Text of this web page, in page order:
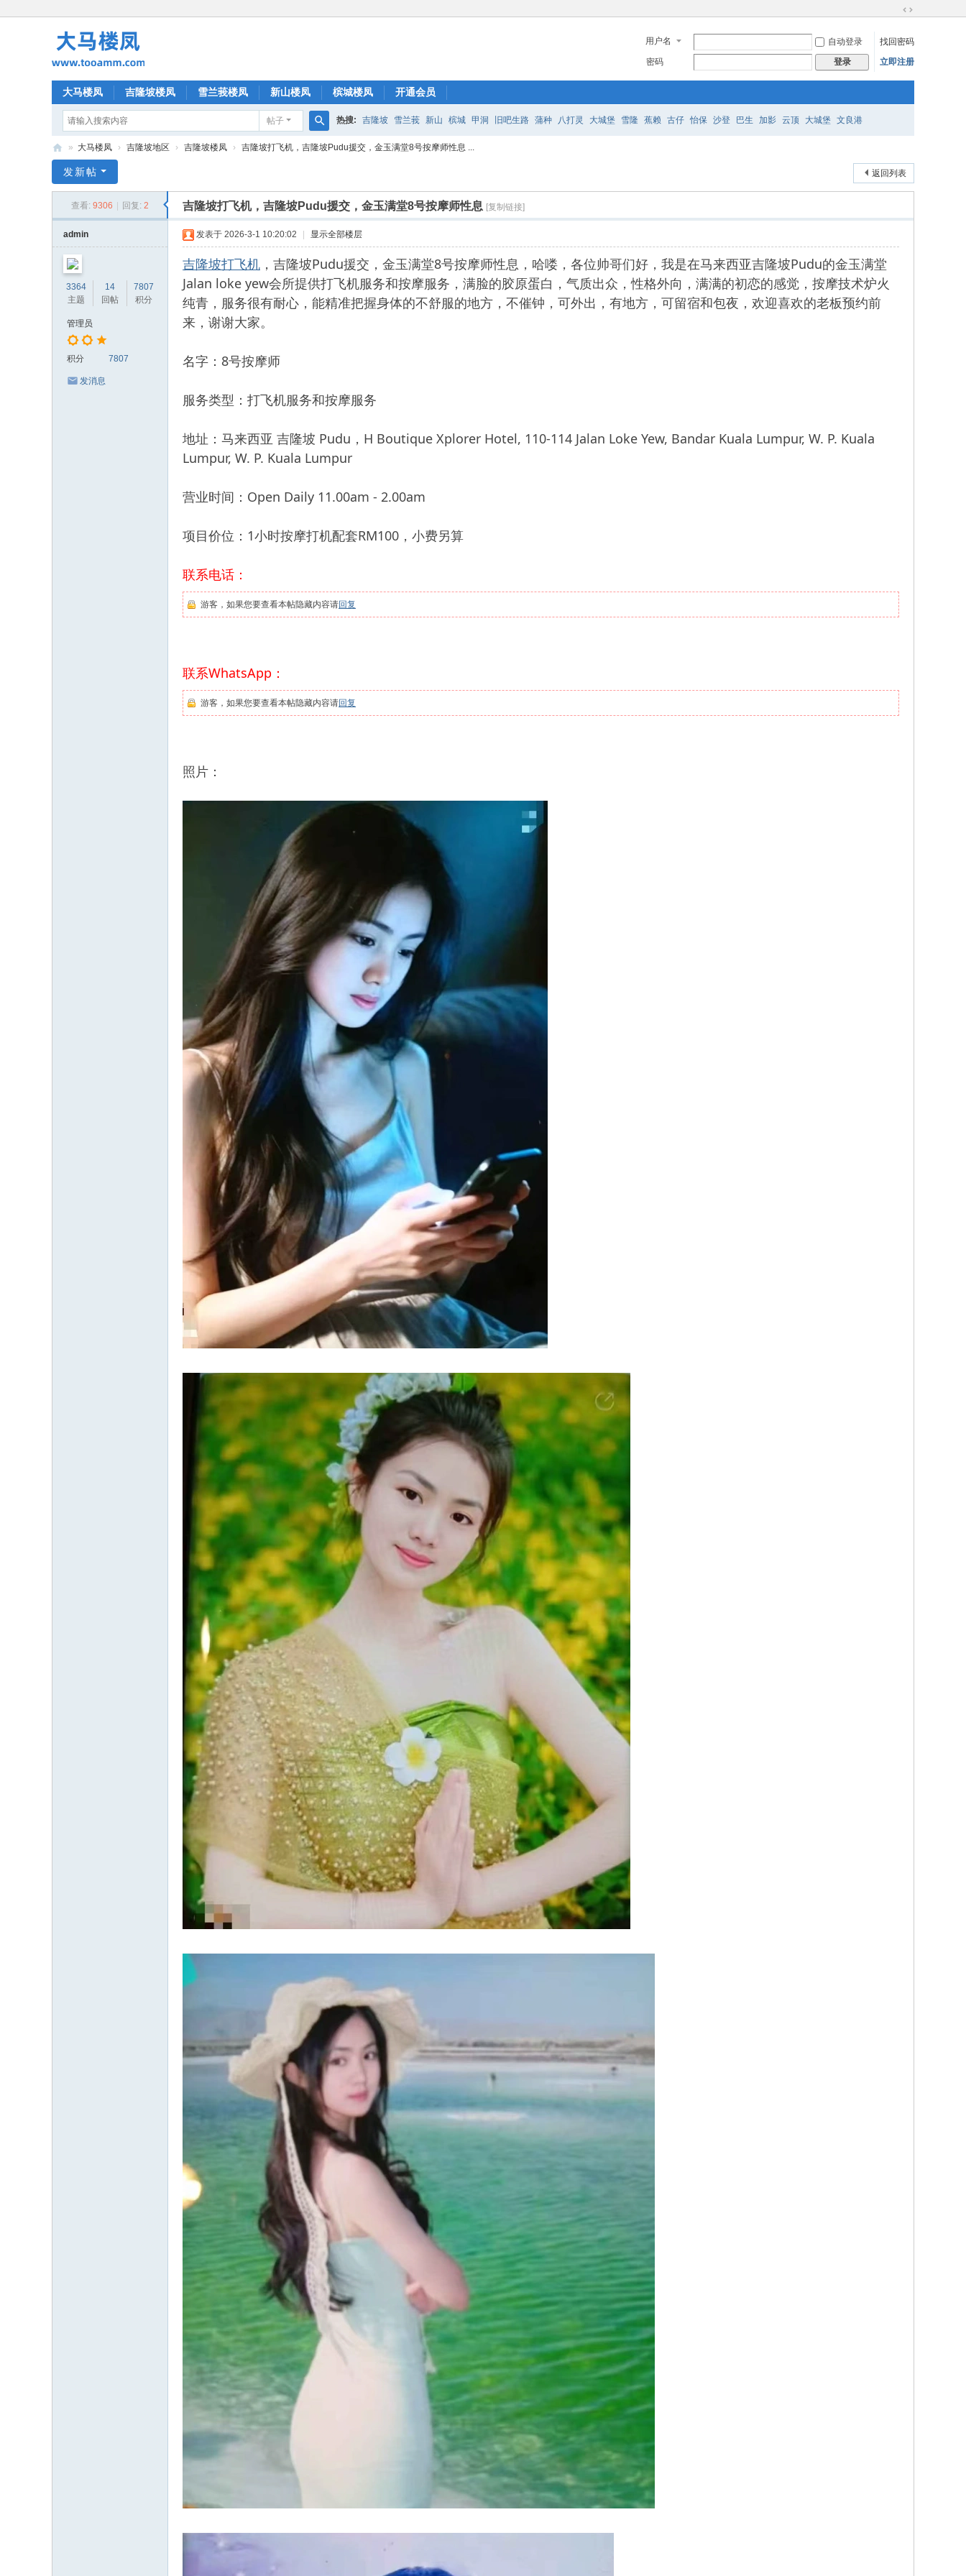
换
到
宽
用户名 自动登录
找回密码
密码
登录 立即注册
大马楼凤 吉隆坡楼凤 雪兰莪楼凤 新山楼凤 槟城楼凤 开通会员
帖子
搜
热搜: 吉隆坡 雪兰莪 新山 槟城 甲洞 旧吧生路 蒲种 八打灵 大城堡 雪隆 蕉赖 古仔 怡保 沙登 巴生 加影 云顶 大城堡 文良港
马
» 大马楼凤 › 吉隆坡地区 › 吉隆坡楼凤 › 吉隆坡打飞机，吉隆坡Pudu援交，金玉满堂8号按摩师性息 ...
返回列表
发新帖
查看: 9306 回复: 2 吉隆坡打飞机，吉隆坡Pudu援交，金玉满堂8号按摩师性息 [复制链接]
admin
3364
主题
14
回帖
7807
积分
管理员
积分 7807
发消息
发表于 2026-3-1 10:20:02 显示全部楼层
吉隆坡打飞机 ，吉隆坡Pudu援交，金玉满堂8号按摩师性息，哈喽，各位帅哥们好，我是在马来西亚吉隆坡Pudu的金玉满堂
Jalan loke yew会所提供打飞机服务和按摩服务，满脸的胶原蛋白，气质出众，性格外向，满满的初恋的感觉，按摩技术炉火
纯青，服务很有耐心，能精准把握身体的不舒服的地方，不催钟，可外出，有地方，可留宿和包夜，欢迎喜欢的老板预约前
来，谢谢大家。
名字：8号按摩师
服务类型：打飞机服务和按摩服务
地址：马来西亚 吉隆坡 Pudu，H Boutique Xplorer Hotel, 110-114 Jalan Loke Yew, Bandar Kuala Lumpur, W. P. Kuala
Lumpur, W. P. Kuala Lumpur
营业时间：Open Daily 11.00am - 2.00am
项目价位：1小时按摩打机配套RM100，小费另算
联系电话：
游客，如果您要查看本帖隐藏内容请回复
联系WhatsApp：
游客，如果您要查看本帖隐藏内容请回复
照片：